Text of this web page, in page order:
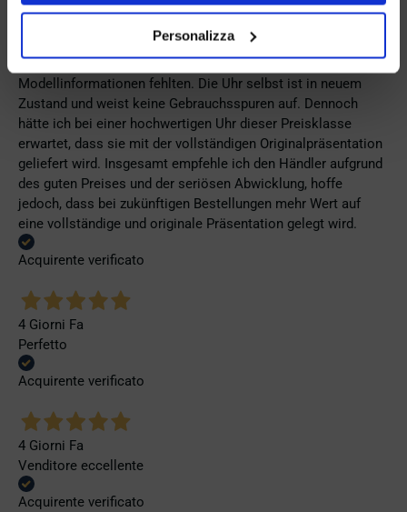
Personalizza
Armband, die Originalverpackung entsprach nicht der
Präsentationen und Videos kenne (andere Box und anderes
Uhrenkissen), und auch die Seiko-Hangtags mit
Modellinformationen fehlten. Die Uhr selbst ist in neuem
Zustand und weist keine Gebrauchsspuren auf. Dennoch
hätte ich bei einer hochwertigen Uhr dieser Preisklasse
erwartet, dass sie mit der vollständigen Originalpräsentation
geliefert wird. Insgesamt empfehle ich den Händler aufgrund
des guten Preises und der seriösen Abwicklung, hoffe
jedoch, dass bei zukünftigen Bestellungen mehr Wert auf
eine vollständige und originale Präsentation gelegt wird.
Acquirente verificato
4 Giorni Fa
Perfetto
Acquirente verificato
4 Giorni Fa
Venditore eccellente
Acquirente verificato